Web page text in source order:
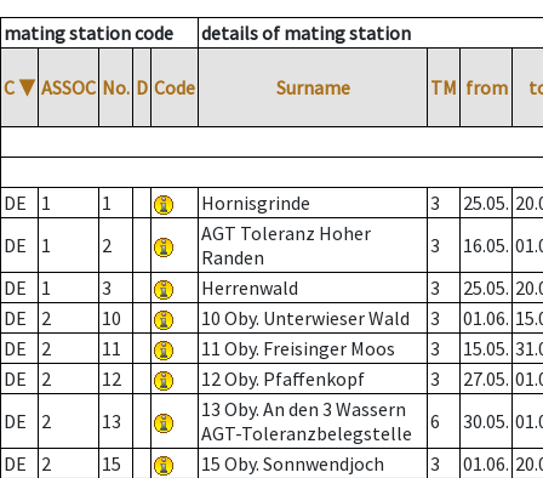
mating station code details of mating station
C ▼ ASSOC No. D Code Surname TM from
DE 1 1 Hornisgrinde 3 25.05.
DE
1 2
AGT Toleranz Hoher
Randen
3 16.05.
DE
1 3 Herrenwald 3 25.05.
DE
2 10 10 Oby. Unterwieser Wald 3 01.06.
DE
2 11 11 Oby. Freisinger Moos 3 15.05.
DE
2 12 12 Oby. Pfaffenkopf 3 27.05.
DE
2 13
13 Oby. An den 3 Wassern
AGT-Toleranzbelegstelle
6 30.05.
DE
2 15 15 Oby. Sonnwendjoch 3 01.06.